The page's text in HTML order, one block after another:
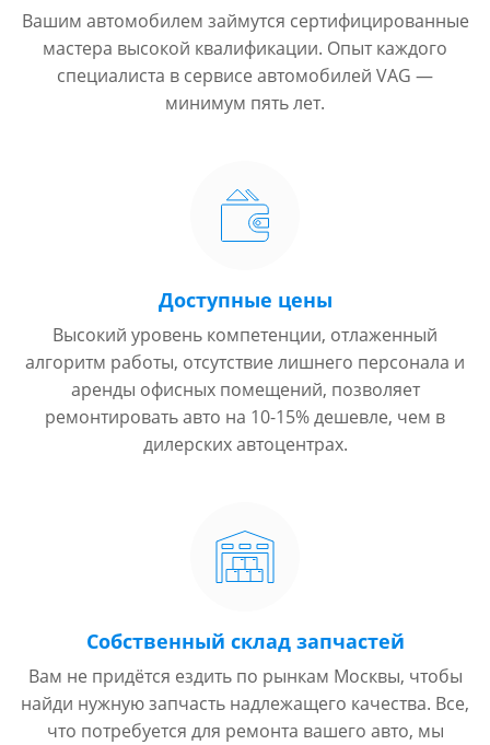
Вашим автомобилем займутся сертифицированные
мастера высокой квалификации. Опыт каждого
специалиста в сервисе автомобилей VAG —
минимум пять лет.
Доступные цены
Высокий уровень компетенции, отлаженный
алгоритм работы, отсутствие лишнего персонала и
аренды офисных помещений, позволяет
ремонтировать авто на 10-15% дешевле, чем в
дилерских автоцентрах.
Собственный склад запчастей
Вам не придётся ездить по рынкам Москвы, чтобы
найди нужную запчасть надлежащего качества. Все,
что потребуется для ремонта вашего авто, мы